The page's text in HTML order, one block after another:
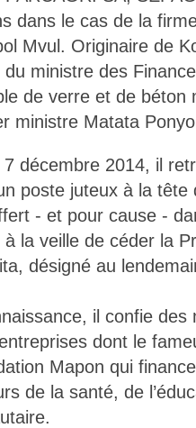
dans le cas de la
Mvul. Originaire de
ministre des
de verre et de béton
ministre Matata
décembre 2014, il
poste juteux à la tête
- et pour cause -
la veille de céder la
désigné au
il confie
dont le
Mapon qui
de la santé, de